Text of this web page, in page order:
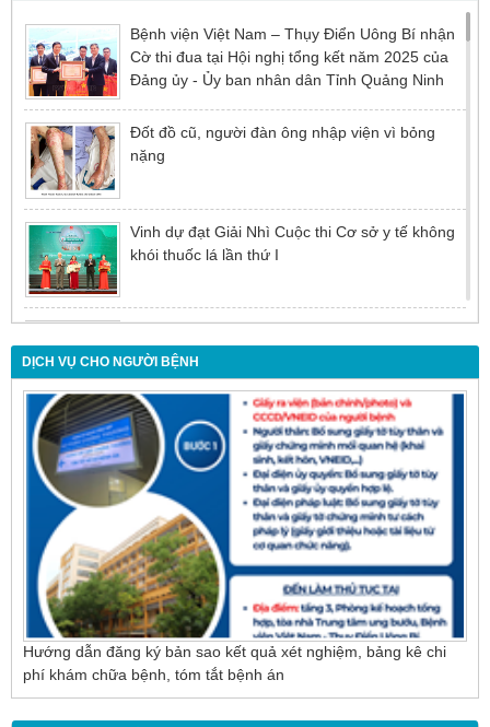
Bệnh viện Việt Nam – Thụy Điển Uông Bí nhận
Cờ thi đua tại Hội nghị tổng kết năm 2025 của
Đảng ủy - Ủy ban nhân dân Tỉnh Quảng Ninh
Đốt đồ cũ, người đàn ông nhập viện vì bỏng
nặng
Vinh dự đạt Giải Nhì Cuộc thi Cơ sở y tế không
khói thuốc lá lần thứ I
chậm trễ
Nội soi mật tụy ngược dòng – Giải pháp tối ưu
cho người bệnh sỏi ống mật chủ
DỊCH VỤ CHO NGƯỜI BỆNH
Hướng dẫn đăng ký bản sao kết quả xét nghiệm, bảng kê chi
phí khám chữa bệnh, tóm tắt bệnh án